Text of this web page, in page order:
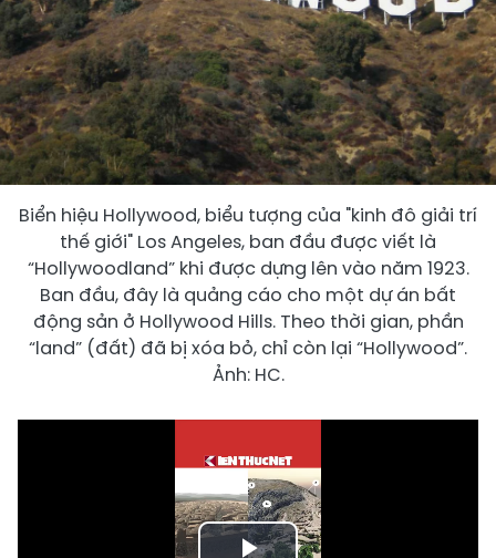
Biển hiệu Hollywood, biểu tượng của "kinh đô giải trí
thế giới" Los Angeles, ban đầu được viết là
“Hollywoodland” khi được dựng lên vào năm 1923.
Ban đầu, đây là quảng cáo cho một dự án bất
động sản ở Hollywood Hills. Theo thời gian, phần
“land” (đất) đã bị xóa bỏ, chỉ còn lại “Hollywood”.
Ảnh: HC.